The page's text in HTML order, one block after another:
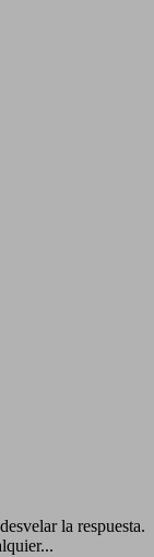
la respuesta.